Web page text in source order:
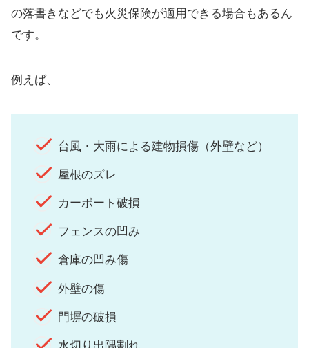
の落書きなどでも火災保険が適用できる場合もあるん
です。
例えば、
台風・大雨による建物損傷（外壁など）
屋根のズレ
カーポート破損
フェンスの凹み
倉庫の凹み傷
外壁の傷
門塀の破損